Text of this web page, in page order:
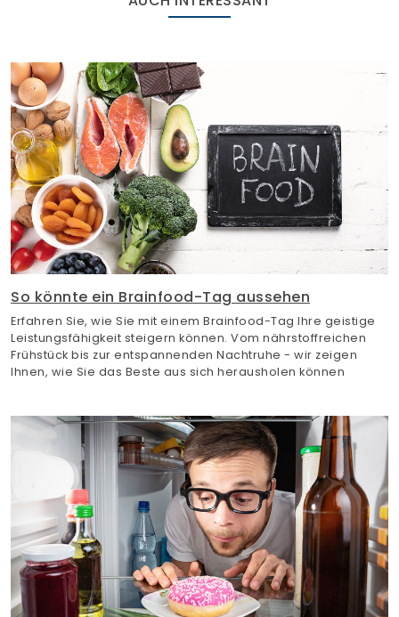
So könnte ein Brainfood-Tag aussehen
Erfahren Sie, wie Sie mit einem Brainfood-Tag Ihre geistige
Leistungsfähigkeit steigern können. Vom nährstoffreichen
Frühstück bis zur entspannenden Nachtruhe - wir zeigen
Ihnen, wie Sie das Beste aus sich herausholen können